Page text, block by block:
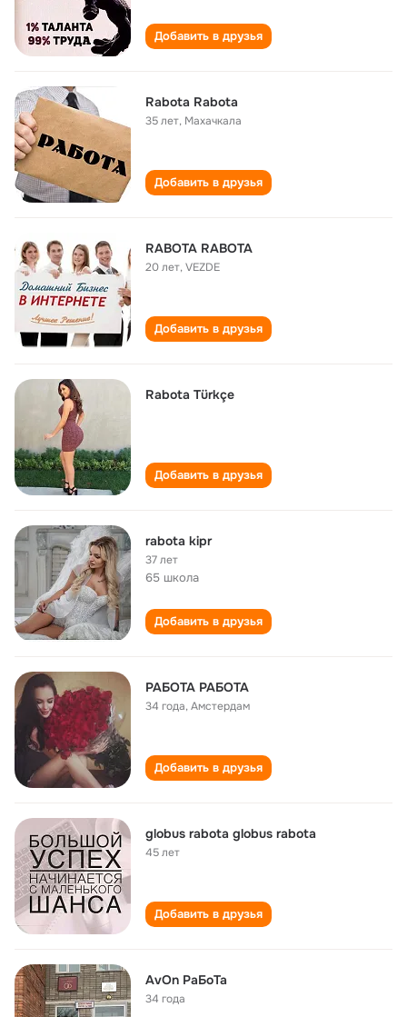
Добавить в друзья
Rabota Rabota
35 лет, Махачкала
Добавить в друзья
RABOTA RABOTA
20 лет,VEZDE
Добавить в друзья
Rabota Türkçe
Добавить в друзья
rabota kipr
37 лет
65 школа
Добавить в друзья
РАБОТА РАБОТА
34 года,Амстердам
Добавить в друзья
globus rabota globus rabota
45 лет
Добавить в друзья
AvOn РаБоТа
34 года